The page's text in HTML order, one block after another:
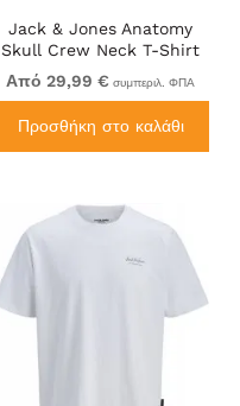
Jack & Jones Anatomy
Skull Crew Neck T-Shirt
Violet
Από 29,99 € συμπεριλ. ΦΠΑ
Προσθήκη στο καλάθι